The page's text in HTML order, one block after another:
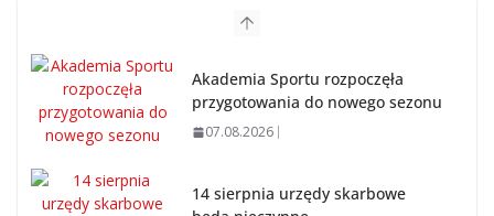
Akademia Sportu rozpoczęła
przygotowania do nowego sezonu
07.08.2026
14 sierpnia urzędy skarbowe